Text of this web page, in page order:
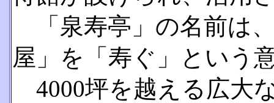
「泉寿亭」の名前は
屋」を「寿ぐ」という
4000坪を越える広大